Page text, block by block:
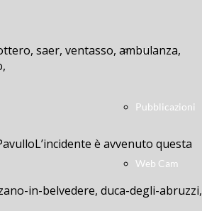
Foto
Pubblicazioni
Web Cam
saer, ventasso, ambulanza,
è avvenuto questa
in-belvedere, duca-degli-abruzzi,